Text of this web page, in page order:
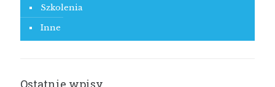
Szkolenia
Inne
Ostatnie wpisy